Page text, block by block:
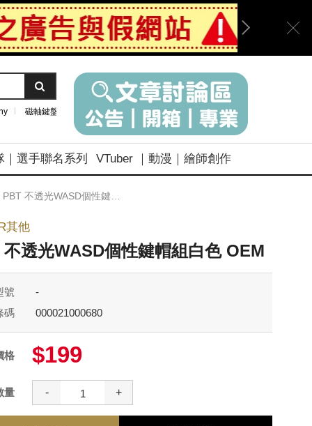
磁軸鍵盤
｜選手聯名系列 VTuber ｜動漫｜繪師創作
PBT 不透光WASD個性鍵帽組白色 OEM
其他
透光WASD個性鍵帽組白色 OEM
號
-
碼
000021000680
格 $199
量 - +